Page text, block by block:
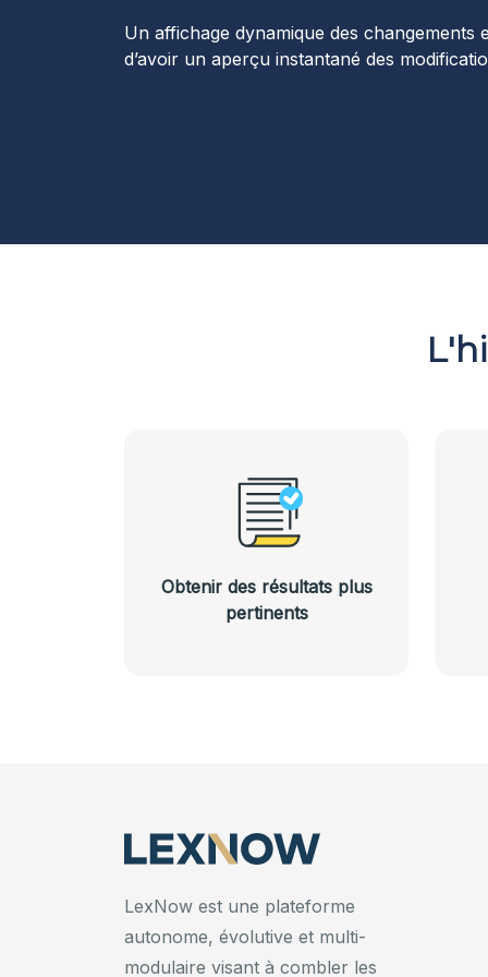
Un affichage dynamique des changements
d’avoir un aperçu instantané des
Obtenir des résultats plus
pertinents
LexNow est une plateforme
autonome, évolutive et multi-
modulaire visant à combler les